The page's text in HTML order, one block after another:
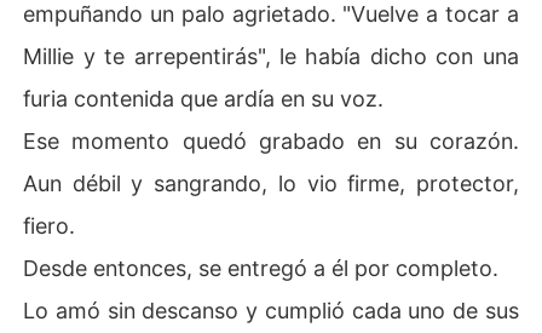
empuñando un palo agrietado. "Vuelve a tocar a
Millie y te arrepentirás", le había dicho con una
furia contenida que ardía en su voz.
Ese momento quedó grabado en su corazón.
Aun débil y sangrando, lo vio firme, protector,
fiero.
Desde entonces, se entregó a él por completo.
Lo amó sin descanso y cumplió cada uno de sus